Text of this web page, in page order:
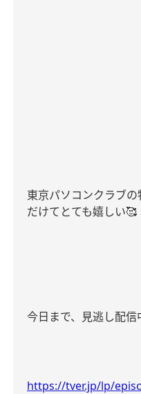
東京パソコンクラブ
だけてとても嬉しい🥰
今日まで、見逃し配信
https://tver.jp/lp/